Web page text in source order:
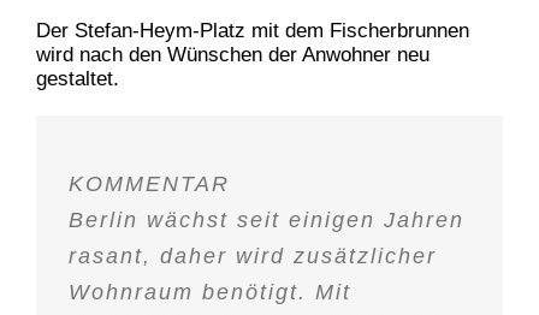
Der Stefan-Heym-Platz mit dem Fischerbrunnen
wird nach den Wünschen der Anwohner neu
gestaltet.
KOMMENTAR
Berlin wächst seit einigen Jahren
rasant, daher wird zusätzlicher
Wohnraum benötigt. Mit